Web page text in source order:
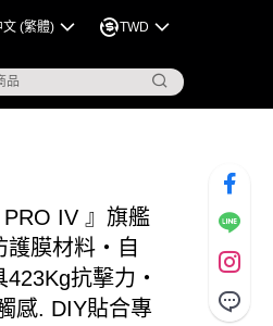
文 (繁體) TWD
IV 』旗艦
膜材料・自
抗擊力・
感. DIY貼合專